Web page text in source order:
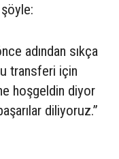
şöyle:
adından sıkça
transferi için
hoşgeldin diyor
diliyoruz.”